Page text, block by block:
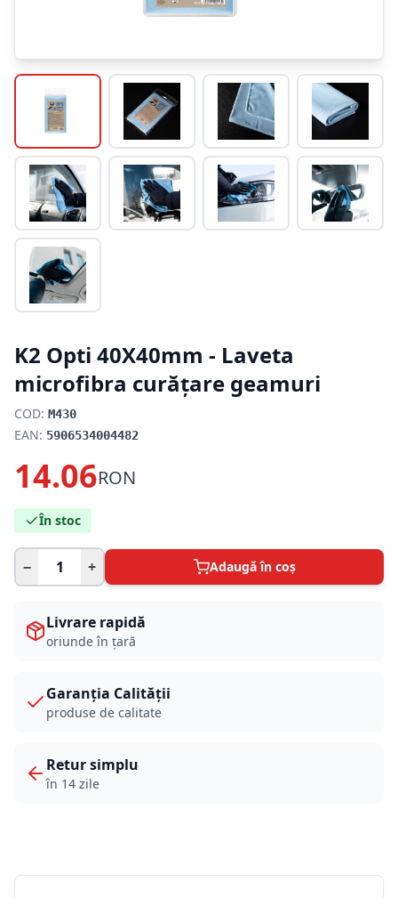
K2 Opti 40X40mm - Laveta
microfibra curățare geamuri
COD: M430
EAN: 5906534004482
14.06RON
În stoc
− + Adaugă în coș
Livrare rapidă
oriunde în țară
Garanția Calității
produse de calitate
Retur simplu
în 14 zile